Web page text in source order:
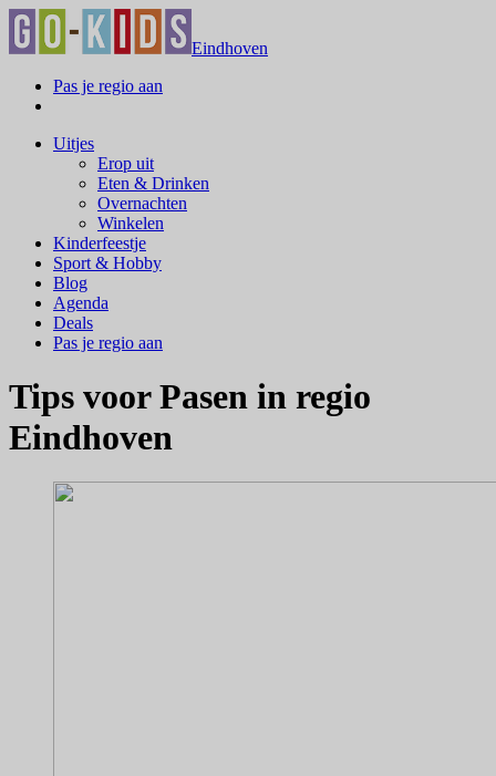
Eindhoven
Pas je regio aan
Uitjes
Erop uit
Eten & Drinken
Overnachten
Winkelen
Kinderfeestje
Sport & Hobby
Blog
Agenda
Deals
Pas je regio aan
Tips voor Pasen in regio
Eindhoven